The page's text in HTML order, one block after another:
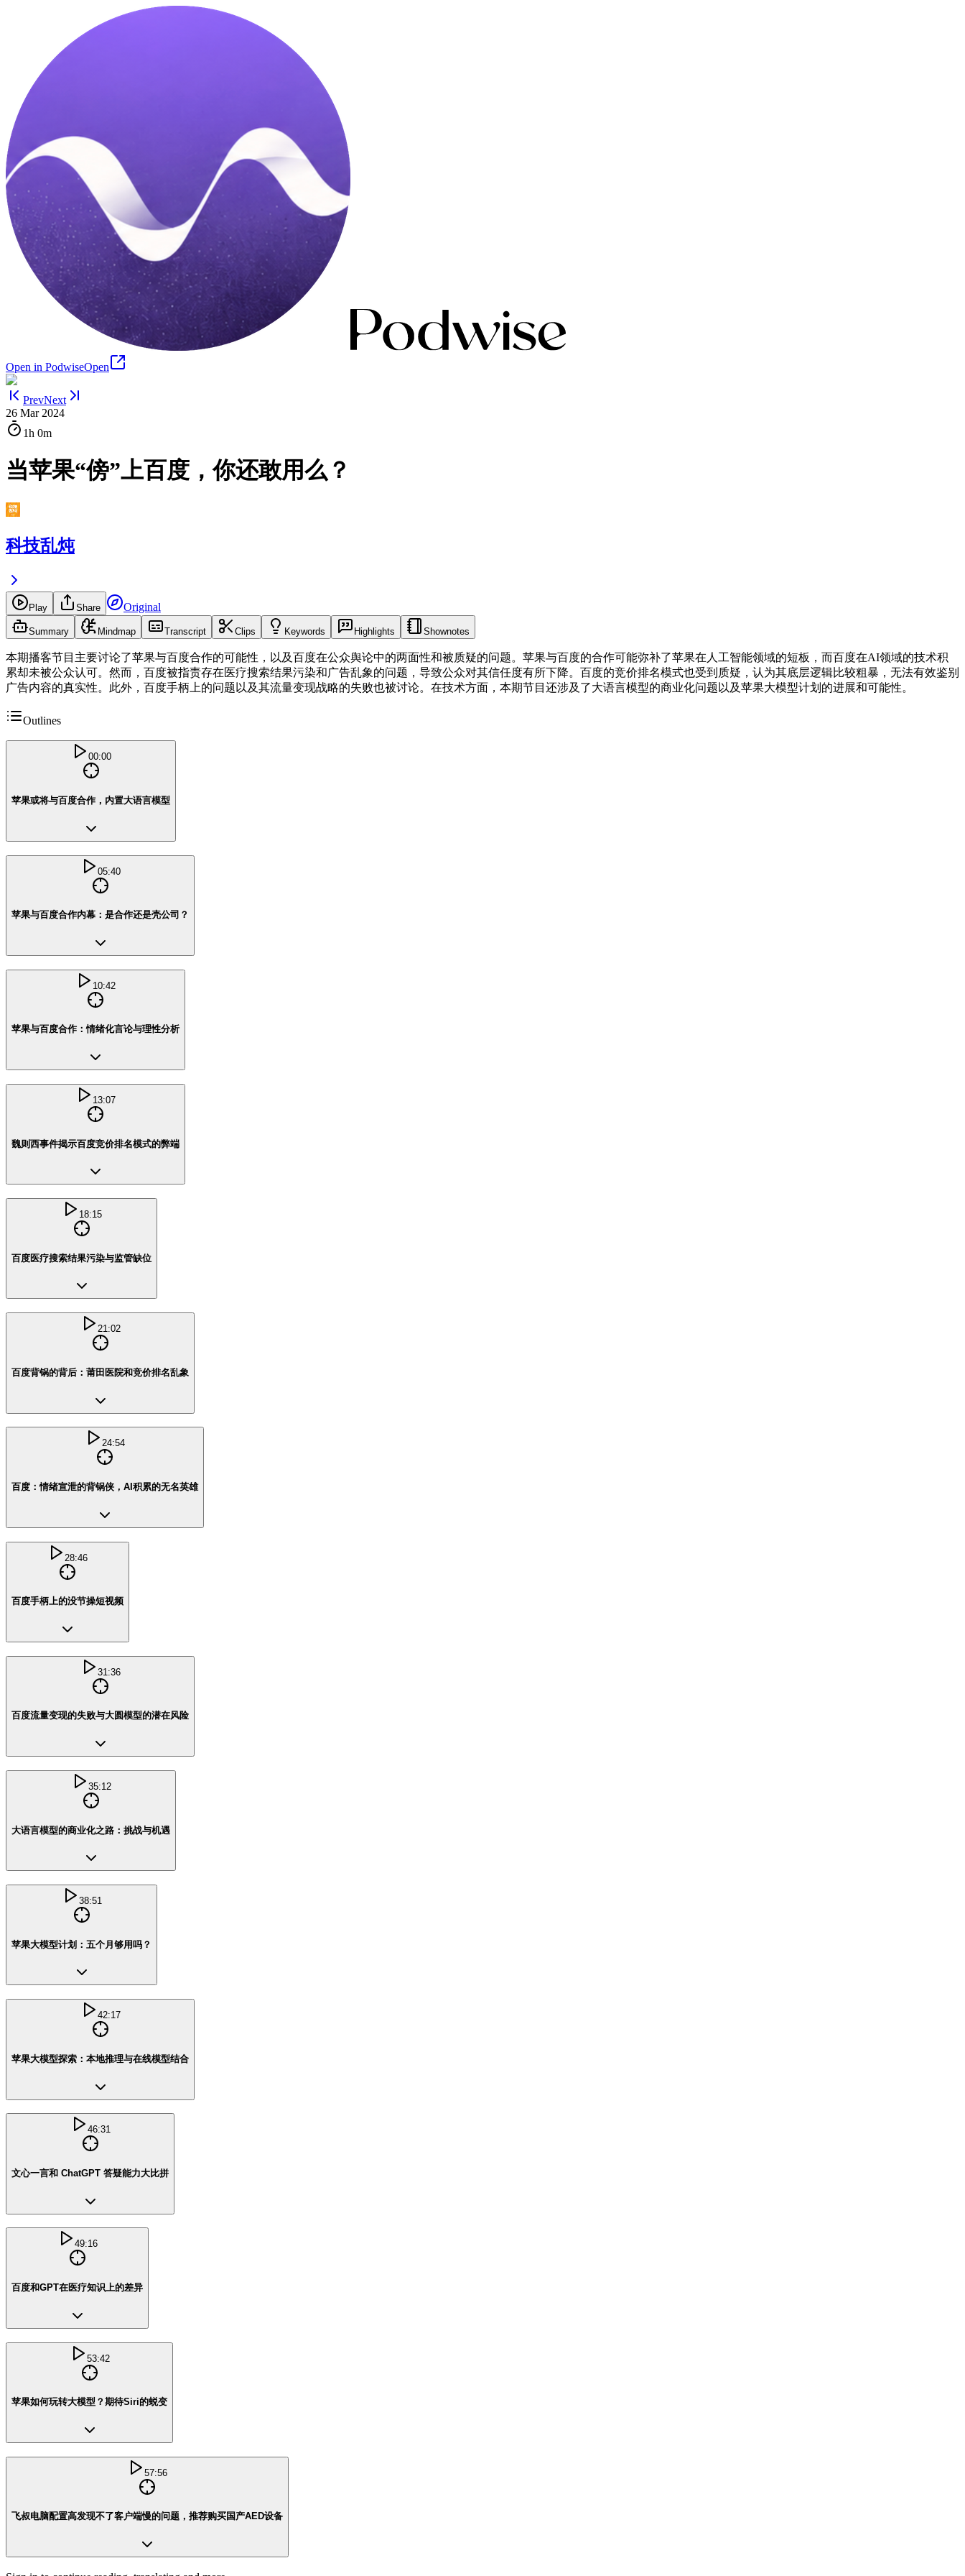
Open in PodwiseOpen
PrevNext
26 Mar 2024
1h 0m
当苹果“傍”上百度，你还敢用么？
科技乱炖
Play Share Original
Summary Mindmap Transcript Clips Keywords Highlights Shownotes
本期播客节目主要讨论了苹果与百度合作的可能性，以及百度在公众舆论中的两面性和被质疑的问题。苹果与百度的合作可能弥补了苹果在人工智能领域的短板，而百度在AI领域的技术积
累却未被公众认可。然而，百度被指责存在医疗搜索结果污染和广告乱象的问题，导致公众对其信任度有所下降。百度的竞价排名模式也受到质疑，认为其底层逻辑比较粗暴，无法有效鉴别
广告内容的真实性。此外，百度手柄上的问题以及其流量变现战略的失败也被讨论。在技术方面，本期节目还涉及了大语言模型的商业化问题以及苹果大模型计划的进展和可能性。
Outlines
00:00
苹果或将与百度合作，内置大语言模型
05:40
苹果与百度合作内幕：是合作还是壳公司？
10:42
苹果与百度合作：情绪化言论与理性分析
13:07
魏则西事件揭示百度竞价排名模式的弊端
18:15
百度医疗搜索结果污染与监管缺位
21:02
百度背锅的背后：莆田医院和竞价排名乱象
24:54
百度：情绪宣泄的背锅侠，AI积累的无名英雄
28:46
百度手柄上的没节操短视频
31:36
百度流量变现的失败与大圆模型的潜在风险
35:12
大语言模型的商业化之路：挑战与机遇
38:51
苹果大模型计划：五个月够用吗？
42:17
苹果大模型探索：本地推理与在线模型结合
46:31
文心一言和 ChatGPT 答疑能力大比拼
49:16
百度和GPT在医疗知识上的差异
53:42
苹果如何玩转大模型？期待Siri的蜕变
57:56
飞叔电脑配置高发现不了客户端慢的问题，推荐购买国产AED设备